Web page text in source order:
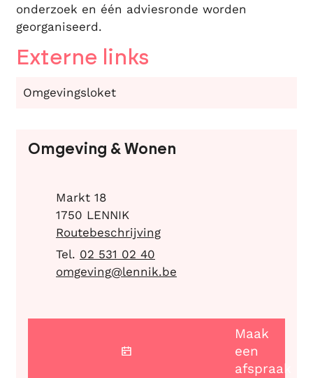
onderzoek en één adviesronde worden
georganiseerd.
Externe links
Omgevingsloket
Omgeving & Wonen
AdresMarkt 18
,1750 LENNIK
Routebeschrijving
02 531 02 40
E-mailomgeving@lennik.be
Maak
een
afspraak